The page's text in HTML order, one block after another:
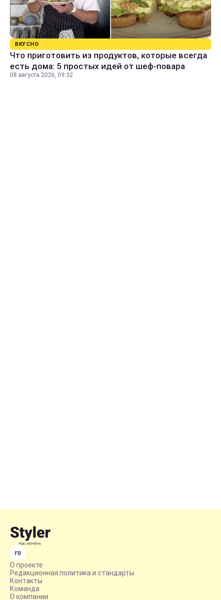
ВКУСНО
Что приготовить из продуктов, которые всегда
есть дома: 5 простых идей от шеф-повара
08 августа 2026, 09:32
FB
О проекте
Редакционная политика и стандарты
Контакты
Команда
О компании